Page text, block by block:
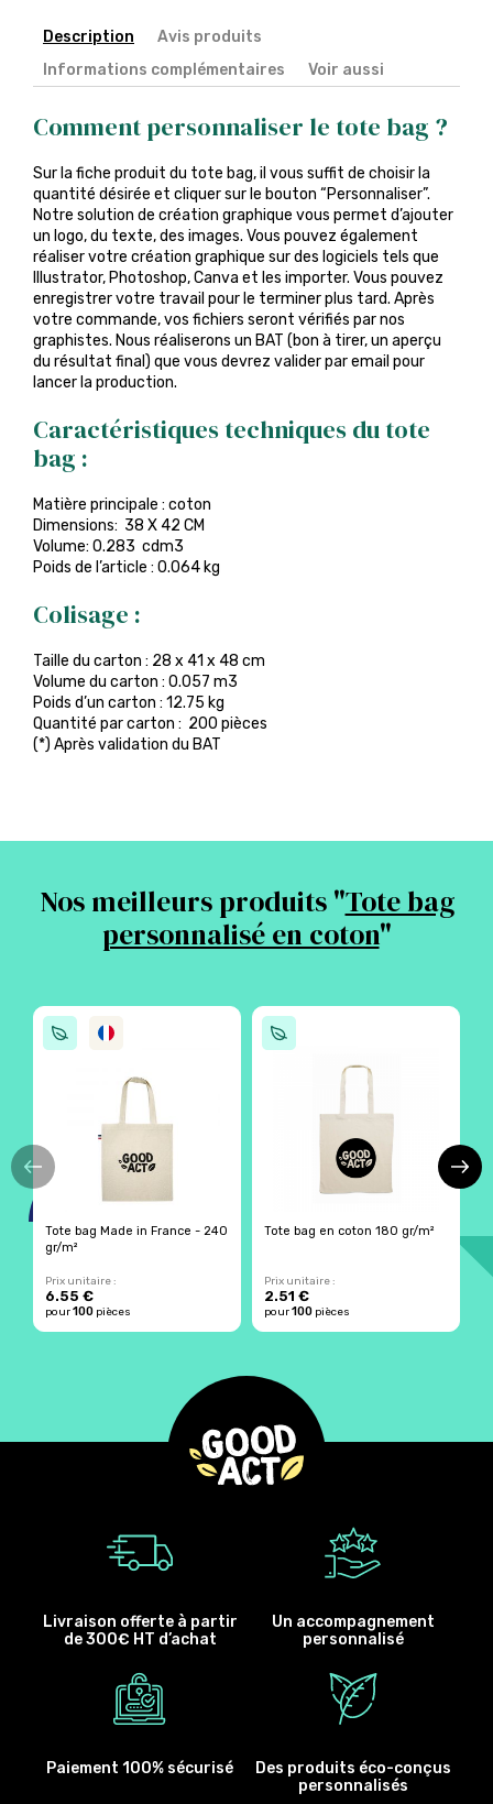
Description
Avis produits
Informations complémentaires
Voir aussi
Comment personnaliser le tote bag ?
Sur la fiche produit du tote bag, il vous suffit de choisir la
quantité désirée et cliquer sur le bouton “Personnaliser”.
Notre solution de création graphique vous permet d’ajouter
un logo, du texte, des images. Vous pouvez également
réaliser votre création graphique sur des logiciels tels que
Illustrator, Photoshop, Canva et les importer. Vous pouvez
enregistrer votre travail pour le terminer plus tard. Après
votre commande, vos fichiers seront vérifiés par nos
graphistes. Nous réaliserons un BAT (bon à tirer, un aperçu
du résultat final) que vous devrez valider par email pour
lancer la production.
Caractéristiques techniques du tote
bag :
Matière principale : coton
Dimensions: 38 X 42 CM
Volume: 0.283 cdm3
Poids de l’article : 0.064 kg
Colisage :
Taille du carton : 28 x 41 x 48 cm
Volume du carton : 0.057 m3
Poids d’un carton : 12.75 kg
Quantité par carton : 200 pièces
(*) Après validation du BAT
Nos meilleurs produits "Tote bag
personnalisé en coton"
Tote bag Made in France - 240
gr/m²
Prix unitaire :
6.55 €
pour100 pièces
Tote bag en coton 180 gr/m²
Prix unitaire :
2.51 €
pour100 pièces
Livraison offerte à partir
de 300€ HT d’achat
Un accompagnement
personnalisé
Paiement 100% sécurisé
Des produits éco-conçus
personnalisés